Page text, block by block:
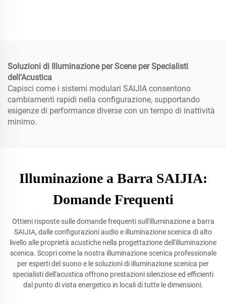
Soluzioni di Illuminazione per Scene per Specialisti
dell'Acustica
Capisci come i sistemi modulari SAIJIA consentono
cambiamenti rapidi nella configurazione, supportando
esigenze di performance diverse con un tempo di inattività
minimo.
Illuminazione a Barra SAIJIA:
Domande Frequenti
Ottieni risposte sulle domande frequenti sull'illuminazione a barra
SAIJIA, dalle configurazioni audio e illuminazione scenica di alto
livello alle proprietà acustiche nella progettazione dell'illuminazione
scenica. Scopri come la nostra illuminazione scenica professionale
per esperti del suono e le soluzioni di illuminazione scenica per
specialisti dell'acustica offrono prestazioni silenziose ed efficienti
dal punto di vista energetico in locali di tutte le dimensioni.